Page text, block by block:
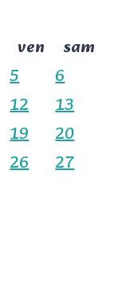
ven
sam
5
6
12
13
19
20
26
27